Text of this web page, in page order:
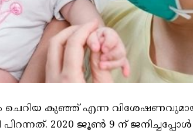
ചെറിയ കുഞ്ഞ് എന്ന
2020 ജൂൺ 9 ന്